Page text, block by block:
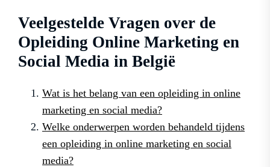
Veelgestelde Vragen over de
Opleiding Online Marketing en
Social Media in België
Wat is het belang van een opleiding in online
marketing en social media?
Welke onderwerpen worden behandeld tijdens
een opleiding in online marketing en social
media?